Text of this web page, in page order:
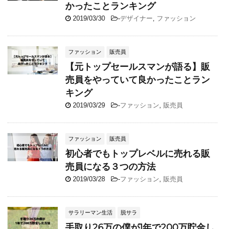
かったことランキング
2019/03/30 -デザイナー, ファッション
ファッション 販売員
【元トップセールスマンが語る】販
売員をやっていて良かったことラン
キング
2019/03/29 -ファッション, 販売員
ファッション 販売員
初心者でもトップレベルに売れる販
売員になる３つの方法
2019/03/28 -ファッション, 販売員
サラリーマン生活 脱サラ